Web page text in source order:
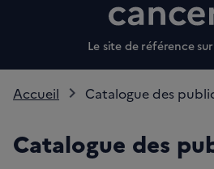
Le site de référence
Accueil Catalogue des
Catalogue des